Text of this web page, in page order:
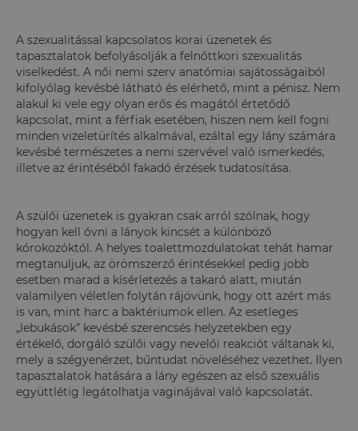
A szexualitással kapcsolatos korai üzenetek és
tapasztalatok befolyásolják a felnőttkori szexualitás
viselkedést. A női nemi szerv anatómiai sajátosságaiból
kifolyólag kevésbé látható és elérhető, mint a pénisz. Nem
alakul ki vele egy olyan erős és magától értetődő
kapcsolat, mint a férfiak esetében, hiszen nem kell fogni
minden vizeletürítés alkalmával, ezáltal egy lány számára
kevésbé természetes a nemi szervével való ismerkedés,
illetve az érintéséből fakadó érzések tudatosítása.
A szülői üzenetek is gyakran csak arról szólnak, hogy
hogyan kell óvni a lányok kincsét a különböző
kórokozóktól. A helyes toalettmozdulatokat tehát hamar
megtanuljuk, az örömszerző érintésekkel pedig jobb
esetben marad a kísérletezés a takaró alatt, miután
valamilyen véletlen folytán rájövünk, hogy ott azért más
is van, mint harc a baktériumok ellen. Az esetleges
„lebukások” kevésbé szerencsés helyzetekben egy
értékelő, dorgáló szülői vagy nevelői reakciót váltanak ki,
mely a szégyenérzet, bűntudat növeléséhez vezethet. Ilyen
tapasztalatok hatására a lány egészen az első szexuális
együttlétig legátolhatja vaginájával való kapcsolatát.